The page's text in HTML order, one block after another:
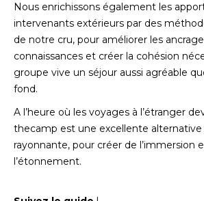
Nous enrichissons également les
intervenants extérieurs par des
de notre cru, pour améliorer les
connaissances et créer la cohésion
groupe vive un séjour aussi agréable
fond.
A l’heure où les voyages à l’étranger
thecamp est une excellente alternative
rayonnante, pour créer de l’immersion
l’étonnement.